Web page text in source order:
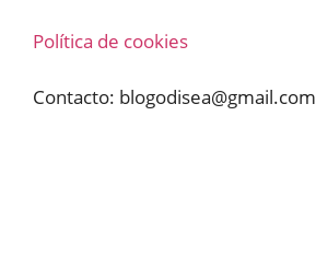
Política de cookies
Contacto: blogodisea@gmail.com